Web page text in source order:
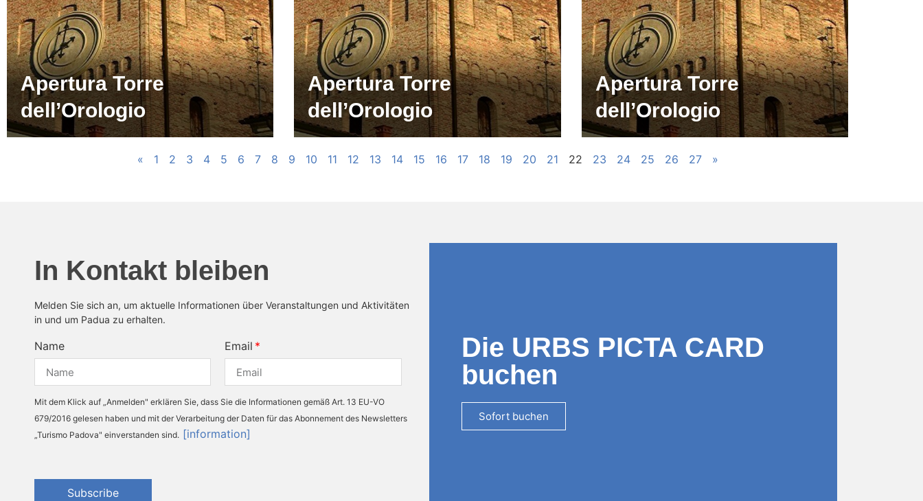
Apertura Torre
dell’Orologio
Apertura Torre
dell’Orologio
Apertura Torre
dell’Orologio
« 1 2 3 4 5 6 7 8 9 10 11 12 13 14 15 16 17 18 19 20 21 22 23 24 25 26 27 »
In Kontakt bleiben
Melden Sie sich an, um aktuelle Informationen über Veranstaltungen und Aktivitäten
in und um Padua zu erhalten.
Name Email
Mit dem Klick auf „Anmelden" erklären Sie, dass Sie die Informationen gemäß Art. 13 EU-VO
679/2016 gelesen haben und mit der Verarbeitung der Daten für das Abonnement des Newsletters
„Turismo Padova" einverstanden sind. [information]
Subscribe
Die URBS PICTA CARD
buchen
Sofort buchen